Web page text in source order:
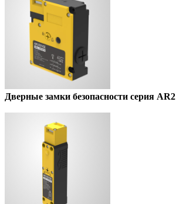
Дверные замки безопасности серия AR2